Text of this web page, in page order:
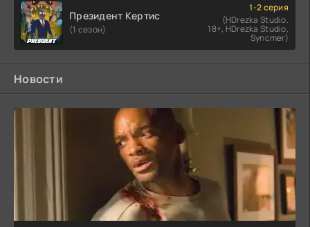
Президент Кертис
(1 сезон)
1-2 серия
(HDrezka Studio.
18+, HDrezka Studio,
Syncmer)
Новости